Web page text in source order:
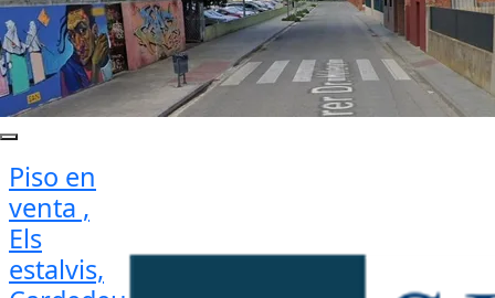
Piso en
venta ,
Els
estalvis,